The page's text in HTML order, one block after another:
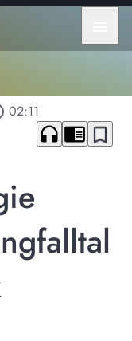
02:11
headphones chrome_reader_mode bookmark_border